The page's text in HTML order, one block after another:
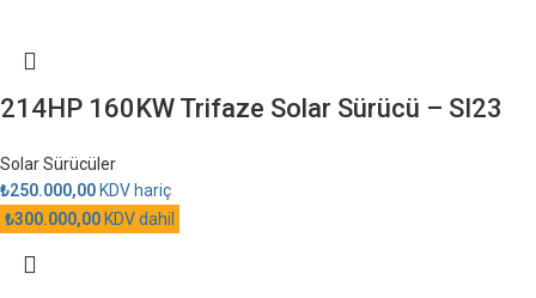
214HP 160KW Trifaze Solar Sürücü – SI23
Solar Sürücüler
₺250.000,00KDV hariç
₺300.000,00KDV dahil